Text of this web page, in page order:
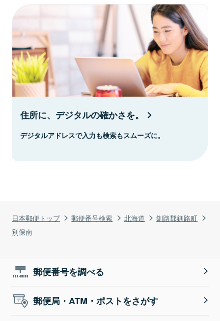
日本郵便トップ 郵便番号検索 北海道
釧路郡釧路町
別保南
住所に、デジタルの確かさを。
デジタルアドレスで入力も検索もスムーズに。
郵便番号を調べる
郵便局・ATM・ポストをさがす